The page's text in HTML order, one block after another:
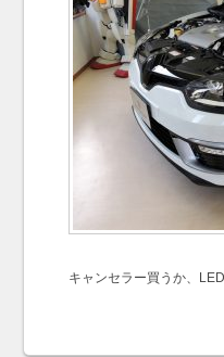
キャンセラー買うか、